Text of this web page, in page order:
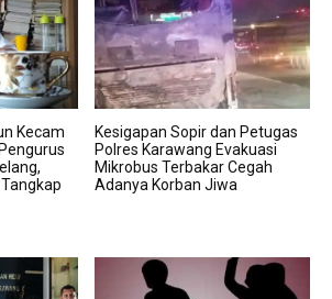
Kecam
Kesigapan Sopir dan Petugas
Polres Karawang Evakuasi
Mikrobus Terbakar Cegah
Adanya Korban Jiwa